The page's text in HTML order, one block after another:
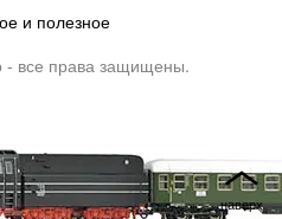
и полезное
все права защищены.